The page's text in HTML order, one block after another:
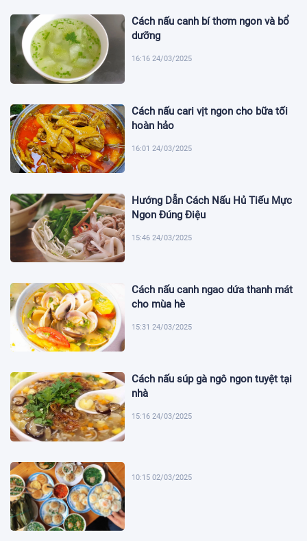
Cách nấu canh bí thơm ngon và bổ
dưỡng
16:16 24/03/2025
Cách nấu cari vịt ngon cho bữa tối
hoàn hảo
16:01 24/03/2025
Hướng Dẫn Cách Nấu Hủ Tiếu Mực
Ngon Đúng Điệu
15:46 24/03/2025
Cách nấu canh ngao dứa thanh mát
cho mùa hè
15:31 24/03/2025
Cách nấu súp gà ngô ngon tuyệt tại
nhà
15:16 24/03/2025
10:15 02/03/2025